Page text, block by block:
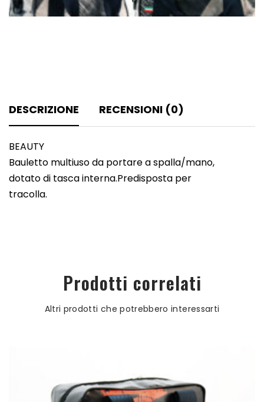
DESCRIZIONE RECENSIONI (0)
BEAUTY
Bauletto multiuso da portare a spalla/mano,
dotato di tasca interna.Predisposta per
tracolla.
Prodotti correlati
Altri prodotti che potrebbero interessarti